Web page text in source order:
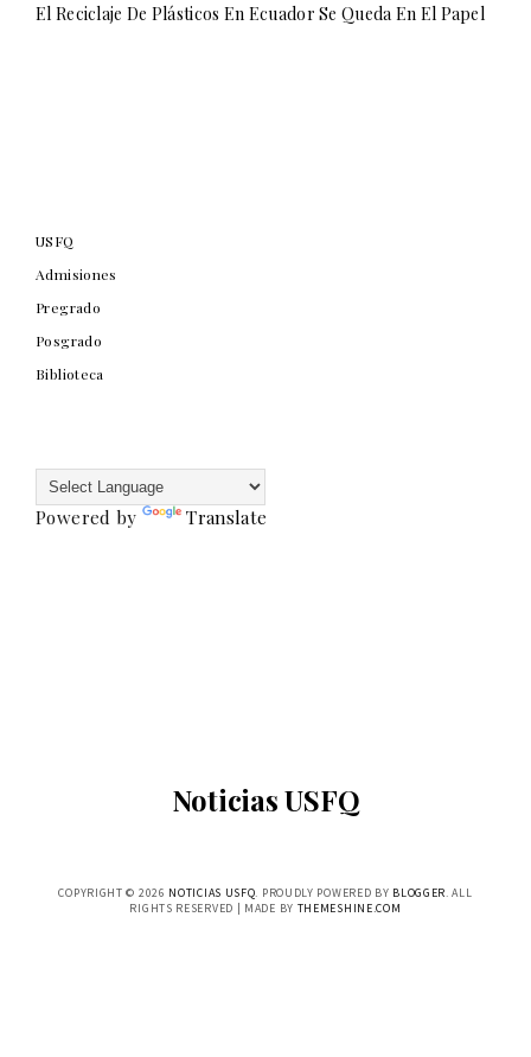
El Reciclaje De Plásticos En Ecuador Se Queda En El Papel
USFQ
Admisiones
Pregrado
Posgrado
Biblioteca
Powered by Translate
Noticias USFQ
COPYRIGHT © 2026 NOTICIAS USFQ. PROUDLY POWERED BY BLOGGER. ALL
RIGHTS RESERVED | MADE BY THEMESHINE.COM